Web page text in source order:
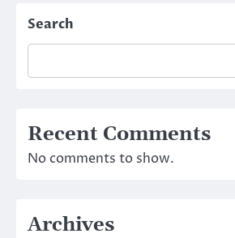
Search
Recent Comments
No comments to show.
Archives